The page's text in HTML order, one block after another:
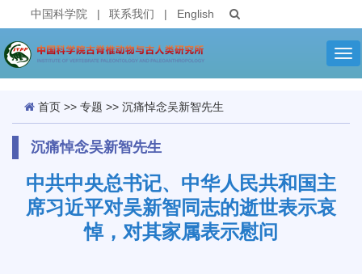
中国科学院 | 联系我们 | English
首页 >> 专题 >> 沉痛悼念吴新智先生
沉痛悼念吴新智先生
中共中央总书记、中华人民共和国主
席习近平对吴新智同志的逝世表示哀
悼，对其家属表示慰问